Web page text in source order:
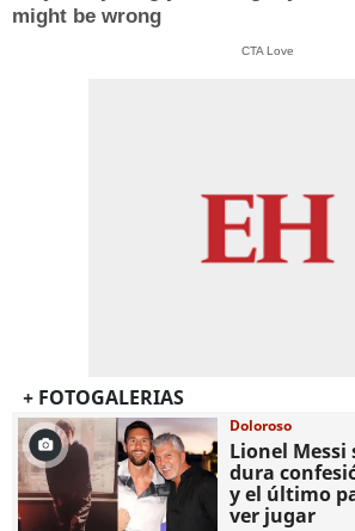
might be wrong
CTA Love
+ FOTOGALERIAS
Doloroso
Lionel Messi
dura
y el último
ver jugar